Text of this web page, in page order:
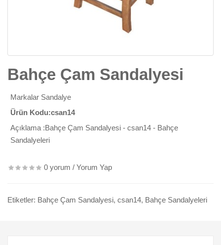
Bahçe Çam Sandalyesi
Markalar Sandalye
Ürün Kodu:csan14
Açıklama :Bahçe Çam Sandalyesi - csan14 - Bahçe
Sandalyeleri
0 yorum / Yorum Yap
Etiketler: Bahçe Çam Sandalyesi, csan14, Bahçe Sandalyeleri